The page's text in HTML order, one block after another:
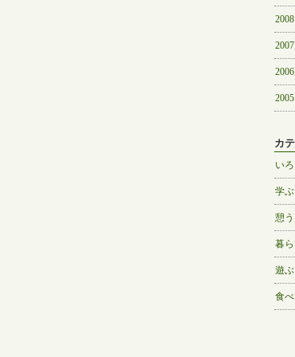
2008
2007
2006
2005
カ
い
学ぶ
憩う
暮
遊ぶ
食